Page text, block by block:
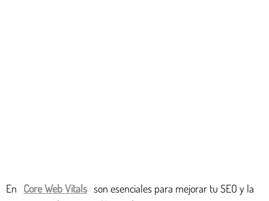
En Core Web Vitals son esenciales para mejorar tu SEO y la